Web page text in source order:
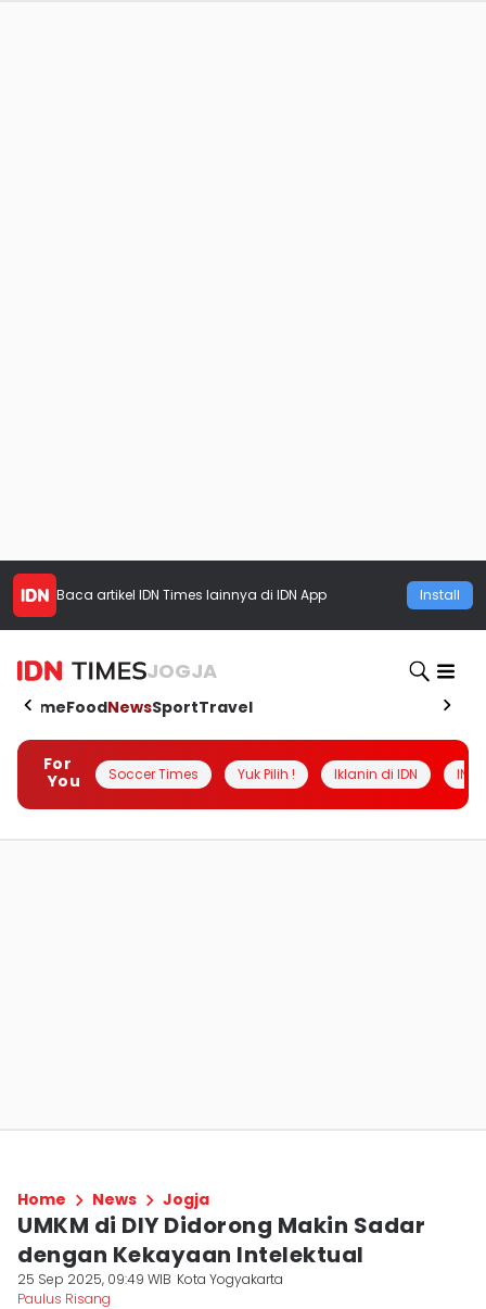
Baca artikel IDN Times lainnya di IDN App Install
JOGJA
HomeFoodNewsSportTravel
For
You
Soccer Times Yuk Pilih ! Iklanin di IDN
Home News Jogja
UMKM di DIY Didorong Makin Sadar
dengan Kekayaan Intelektual
25 Sep 2025, 09:49 WIB Kota Yogyakarta
Paulus Risang